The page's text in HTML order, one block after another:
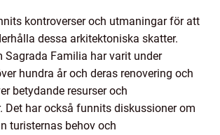
kontroverser och utmaningar för att
dessa arkitektoniska skatter.
Sagrada Familia har varit under
hundra år och deras renovering och
betydande resurser och
Det har också funnits diskussioner om
turisternas behov och